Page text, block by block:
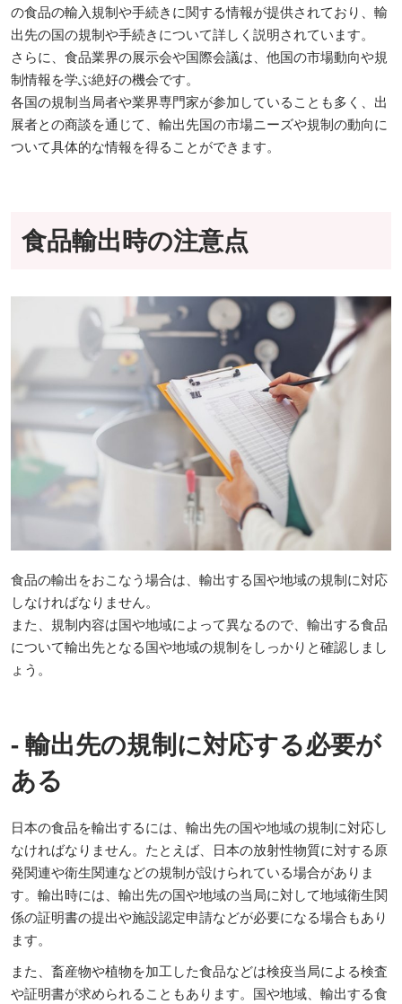
の食品の輸入規制や手続きに関する情報が提供されており、輸
出先の国の規制や手続きについて詳しく説明されています。
さらに、食品業界の展示会や国際会議は、他国の市場動向や規
制情報を学ぶ絶好の機会です。
各国の規制当局者や業界専門家が参加していることも多く、出
展者との商談を通じて、輸出先国の市場ニーズや規制の動向に
ついて具体的な情報を得ることができます。
食品輸出時の注意点
食品の輸出をおこなう場合は、輸出する国や地域の規制に対応
しなければなりません。
また、規制内容は国や地域によって異なるので、輸出する食品
について輸出先となる国や地域の規制をしっかりと確認しまし
ょう。
- 輸出先の規制に対応する必要が
ある
日本の食品を輸出するには、輸出先の国や地域の規制に対応し
なければなりません。たとえば、日本の放射性物質に対する原
発関連や衛生関連などの規制が設けられている場合がありま
す。輸出時には、輸出先の国や地域の当局に対して地域衛生関
係の証明書の提出や施設認定申請などが必要になる場合もあり
ます。
また、畜産物や植物を加工した食品などは検疫当局による検査
や証明書が求められることもあります。国や地域、輸出する食